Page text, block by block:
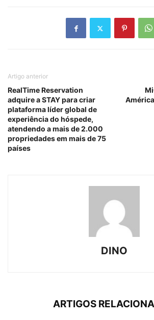
Artigo anterior
RealTime Reservation
adquire a STAY para criar
plataforma líder global de
experiência do hóspede,
atendendo a mais de 2.000
propriedades em mais de 75
países
DINO
ARTIGOS